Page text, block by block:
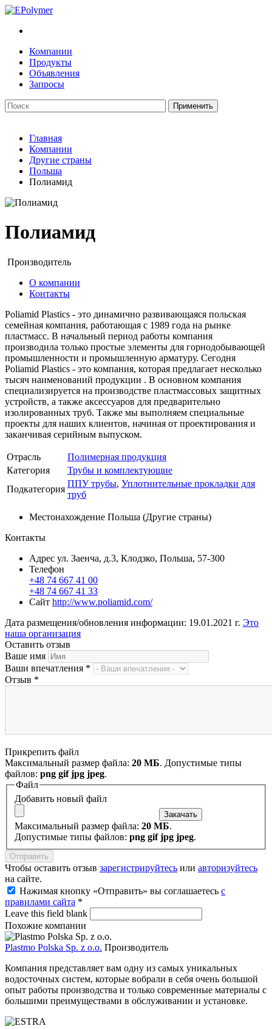
Компании
Продукты
Объявления
Запросы
Главная
Компании
Другие страны
Польша
Полиамид
Полиамид
Производитель
О компании
Контакты
Poliamid Plastics - это динамично развивающаяся польская
семейная компания, работающая с 1989 года на рынке
пластмасс. В начальный период работы компания
производила только простые элементы для горнодобывающей
промышленности и промышленную арматуру. Сегодня
Poliamid Plastics - это компания, которая предлагает несколько
тысяч наименований продукции . В основном компания
специализируется на производстве пластмассовых защитных
устройств, а также аксессуаров для предварительно
изолированных труб. Также мы выполняем специальные
проекты для наших клиентов, начиная от проектирования и
заканчивая серийным выпуском.
Отрасль
Полимерная продукция
Категория
Трубы и комплектующие
Подкатегория
ППУ трубы, Уплотнительные прокладки для
труб
Местонахождение Польша (Другие страны)
Контакты
Адрес ул. Заенча, д.3, Клодзко, Польша, 57-300
Телефон
+48 74 667 41 00
+48 74 667 41 33
Сайт http://www.poliamid.com/
Дата размещения/обновления информации: 19.01.2021 г. Это
наша организация
Оставить отзыв
Ваше имя
Ваши впечатления *
Отзыв *
Прикрепить файл
Максимальный размер файла: 20 МБ. Допустимые типы
файлов: png gif jpg jpeg.
Файл
Добавить новый файл
Максимальный размер файла: 20 МБ.
Допустимые типы файлов: png gif jpg jpeg.
Чтобы оставить отзыв зарегистрируйтесь или авторизуйтесь
на сайте.
Нажимая кнопку «Отправить» вы соглашаетесь с
правилами сайта *
Leave this field blank
Похожие компании
Plastmo Polska Sp. z o.o. Производитель
Компания представляет вам одну из самых уникальных
водосточных систем, которые вобрали в себя очень большой
опыт работы производства и только современные материалы с
большими преимуществами в обслуживании и установке.